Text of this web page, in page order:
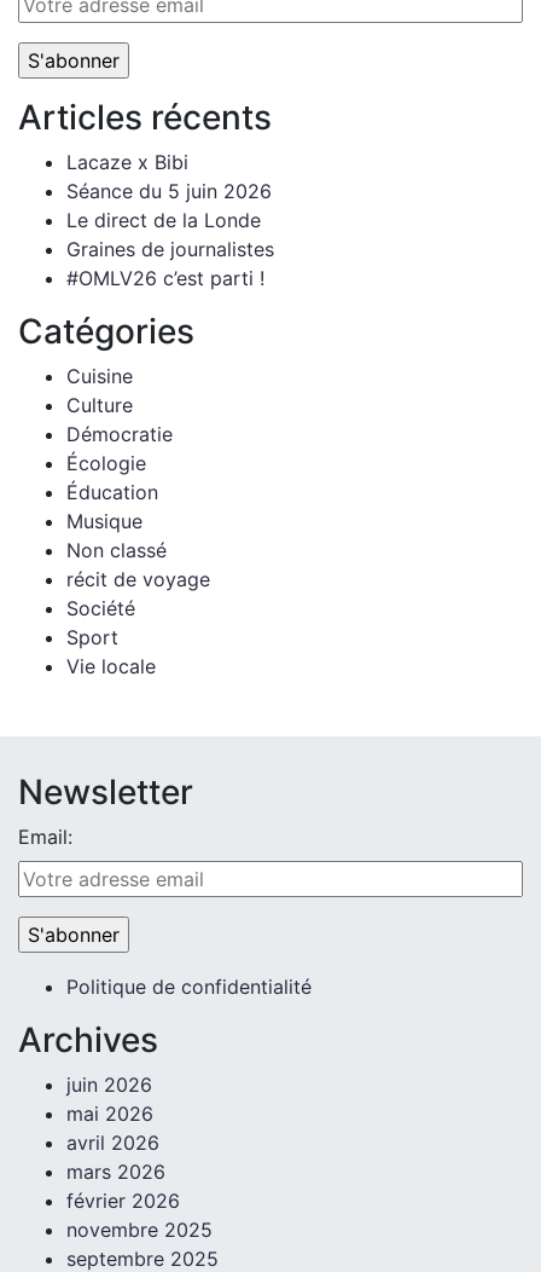
Articles récents
Lacaze x Bibi
Séance du 5 juin 2026
Le direct de la Londe
Graines de journalistes
#OMLV26 c’est parti !
Catégories
Cuisine
Culture
Démocratie
Écologie
Éducation
Musique
Non classé
récit de voyage
Société
Sport
Vie locale
Newsletter
Email:
Politique de confidentialité
Archives
juin 2026
mai 2026
avril 2026
mars 2026
février 2026
novembre 2025
septembre 2025